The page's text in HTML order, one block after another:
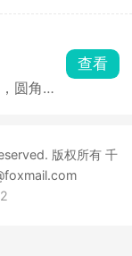
品相、
费平台
着快递
账户，
是对最
圆角图
制中心、
的使用习
查看
版权所有 千